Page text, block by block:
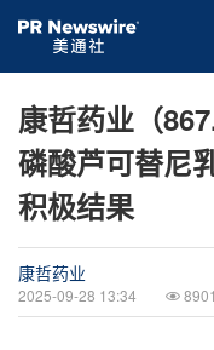
康哲药业（
磷酸芦可替尼
积极结果
康哲药业
2025-09-28 13:34 8901